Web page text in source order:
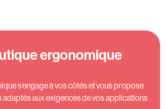
ergonomique
s’engage à vos côtés et vous propose
adaptés aux exigences de vos applications